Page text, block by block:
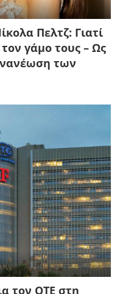
Πελτζ: Γιατί
γάμο τους – Ως
των
τον ΟΤΕ στη